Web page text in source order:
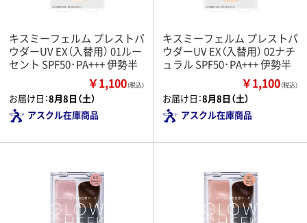
キスミーフェルム プレストパ
ウダーUV EX（入替用） 01ルー
セント SPF50･PA+++ 伊勢半
￥1,100（税込）
お届け日：8月8日（土）
アスクル在庫商品
キスミーフェルム プレストパ
ウダーUV EX（入替用） 02ナチ
ュラル SPF50･PA+++ 伊勢半
￥1,100（税込）
お届け日：8月8日（土）
アスクル在庫商品